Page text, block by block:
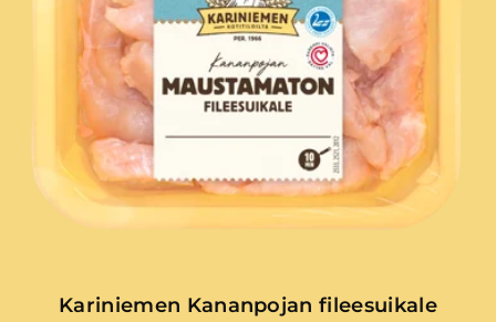
Kariniemen Kananpojan fileesuikale